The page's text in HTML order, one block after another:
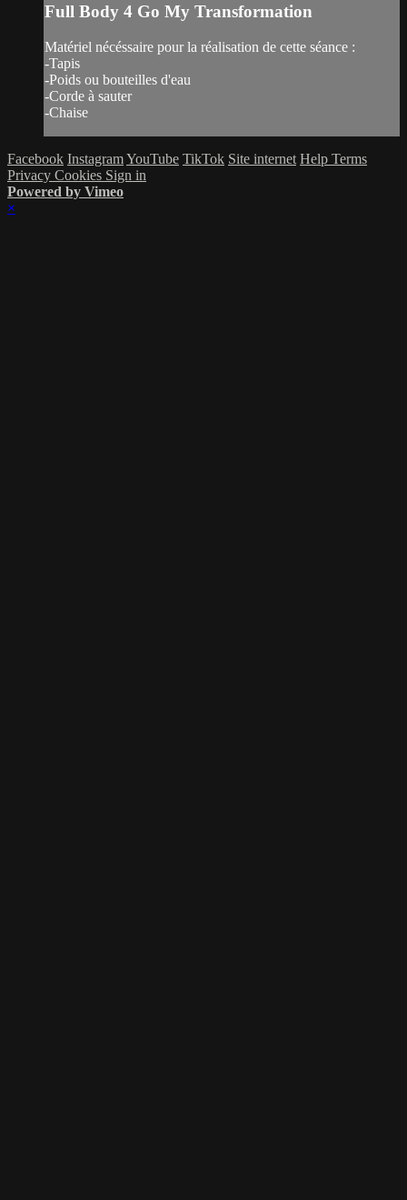
Full Body 4 Go My Transformation
Matériel nécéssaire pour la réalisation de cette séance :
-Tapis
-Poids ou bouteilles d'eau
-Corde à sauter
-Chaise
Facebook InstagramYouTube TikTok Site internet Help Terms
Privacy Cookies Sign in
Powered by Vimeo
×